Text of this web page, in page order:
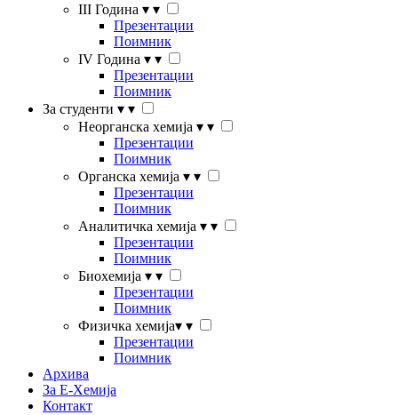
III Година ▾ ▾
Презентации
Поимник
IV Година ▾ ▾
Презентации
Поимник
За студенти ▾ ▾
Неорганска хемија ▾ ▾
Презентации
Поимник
Органска хемија ▾ ▾
Презентации
Поимник
Аналитичка хемија ▾ ▾
Презентации
Поимник
Биохемија ▾ ▾
Презентации
Поимник
Физичка хемија▾ ▾
Презентации
Поимник
Архива
За Е-Хемија
Контакт